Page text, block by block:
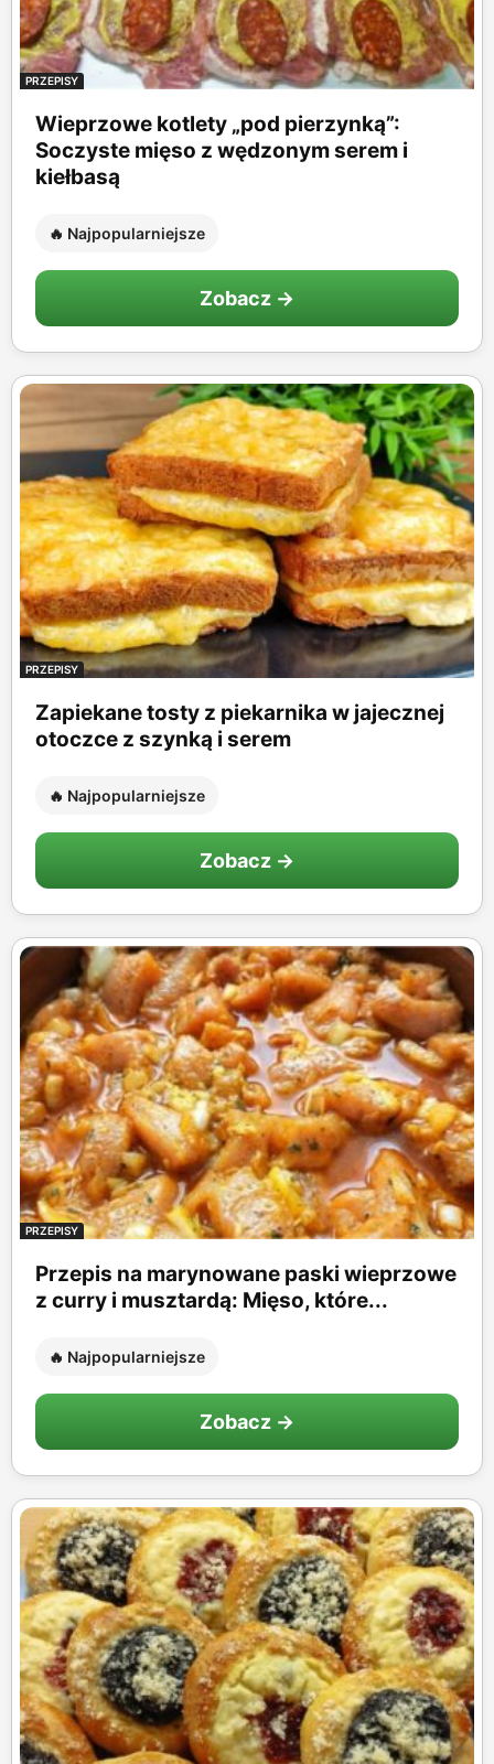
PRZEPISY
Wieprzowe kotlety „pod pierzynką”:
Soczyste mięso z wędzonym serem i
kiełbasą
🔥 Najpopularniejsze
Zobacz →
PRZEPISY
Zapiekane tosty z piekarnika w jajecznej
otoczce z szynką i serem
🔥 Najpopularniejsze
Zobacz →
PRZEPISY
Przepis na marynowane paski wieprzowe
z curry i musztardą: Mięso, które...
🔥 Najpopularniejsze
Zobacz →